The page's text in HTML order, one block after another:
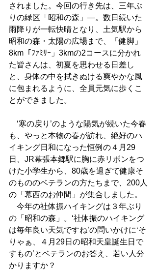
されました。今回の行き先は、三年ぶ
りの緑区「昭和の森」―。数日続いた
雨降りが一転快晴となり、土気駅から
昭和の森・太陽の広場まで、「健脚」
8km「ﾌｧﾐﾘｰ」3kmの2コースに分かれ
た皆さんは、初夏を思わせる日差し
と、身体の中を拭きぬける爽やかな風
に包まれるように、全員元気に歩くこ
とができました。
‘寒の戻り’のような陽気が続いた今春
も、やっと本物の春が訪れ、絶好のハ
イキング日和になった恒例の４月29
日、JR幕張本郷駅に胸に赤リボンをつ
けた小学生から、80歳を過ぎて健康そ
のもののベテランの方たちまで、200人
の「幕西のお仲間」が集合しました。
今年の社体振ハイキングは３年ぶり
の「昭和の森」。‘社体振のハイキング
は毎年良い天気ですね’の問いかけに‘そ
りゃぁ、４月29日の昭和天皇誕生日で
すもの’とベテランのお答え、若い人分
かりますか？